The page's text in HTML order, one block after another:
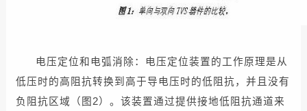
电压定位和电弧消除：电压定位装置的工作原理是从
低压时的高阻抗转换到高于导电压时的低阻抗，并且没有
负阻抗区域（图2）。该装置通过提供接地低阻抗通道来